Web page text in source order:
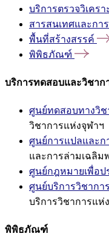
บริการตรวจวิเคร
สารสนเทศและกา
พื้นที่สร้างสรรค์
พิพิธภัณฑ์
บริการทดสอบและวิชาก
ศูนย์ทดสอบทางวิช
วิชาการแห่งจุฬาฯ
ศูนย์การแปลและก
และการล่ามเฉลิม
ศูนย์กฎหมายเพื่อป
ศูนย์บริการวิชาก
บริการวิชาการแห่
พิพิธภัณฑ์